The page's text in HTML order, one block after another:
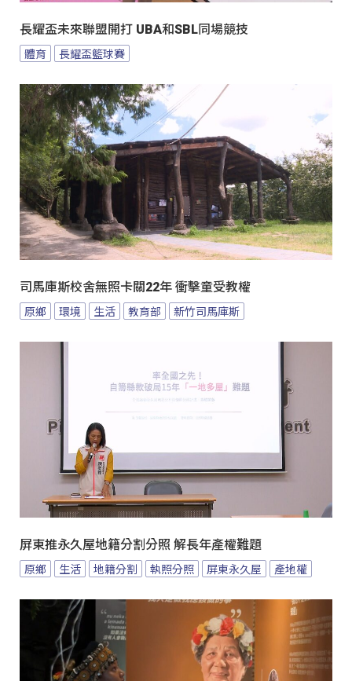
長耀盃未來聯盟開打 UBA和SBL同場競技
體育 長耀盃籃球賽
司馬庫斯校舍無照卡關22年 衝擊童受教權
原鄉 環境 生活 教育部 新竹司馬庫斯
屏東推永久屋地籍分割分照 解長年產權難題
原鄉 生活 地籍分割 執照分照 屏東永久屋 產地權